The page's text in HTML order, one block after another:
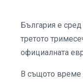
България е
третото
официалната
В същото време